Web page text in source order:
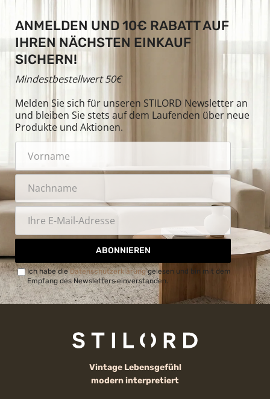
ANMELDEN UND 10€ RABATT AUF
IHREN NÄCHSTEN EINKAUF
SICHERN!
Mindestbestellwert 50€
Melden Sie sich für unseren STILORD Newsletter an
und bleiben Sie stets auf dem Laufenden über neue
Produkte und Aktionen.
ABONNIEREN
Ich habe dieDatenschutzerklärunggelesen und bin mit dem
Empfang des Newsletters einverstanden.
Vintage Lebensgefühl
modern interpretiert